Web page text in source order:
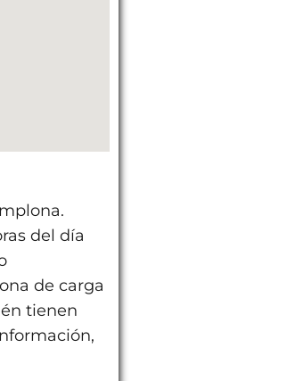
del día
de carga
tienen